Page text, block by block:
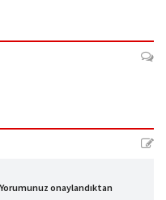
onaylandıktan